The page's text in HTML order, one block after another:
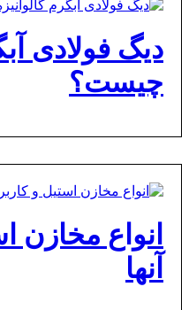
دیگ فولادی
چیست؟
انواع مخازن
آنها